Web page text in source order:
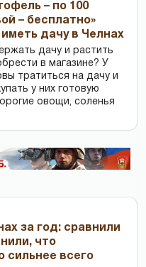
– по 100
– бесплатно»
дачу в Челнах
дачу и растить
в магазине? У
тратиться на дачу и
у них готовую
овощи, соленья
за год: сравнили
что
сильнее всего